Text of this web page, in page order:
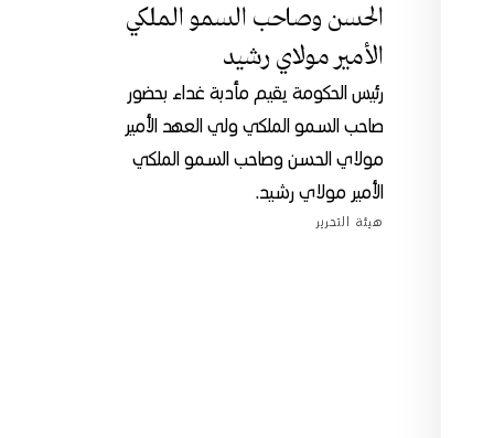
الحسن وصاحب السمو الملكي
الأمير مولاي رشيد
رئيس الحكومة يقيم مأدبة غداء بحضور
صاحب السمو الملكي ولي العهد الأمير
مولاي الحسن وصاحب السمو الملكي
الأمير مولاي رشيد.
هيئة التحرير